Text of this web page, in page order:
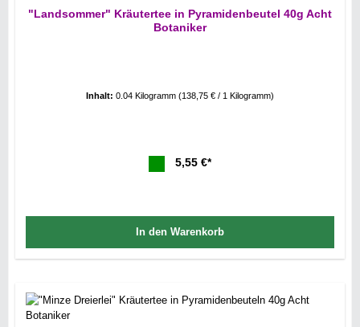
"Landsommer" Kräutertee in Pyramidenbeutel 40g Acht
Botaniker
Inhalt: 0.04 Kilogramm (138,75 € / 1 Kilogramm)
5,55 €*
In den Warenkorb